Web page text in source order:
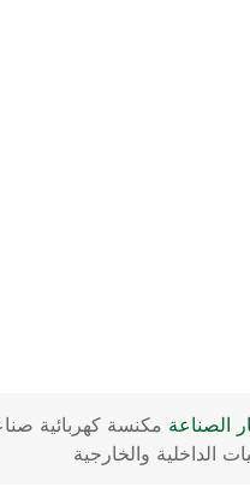
الصناعة مكنسة كهربائية
الداخلية والخارجية